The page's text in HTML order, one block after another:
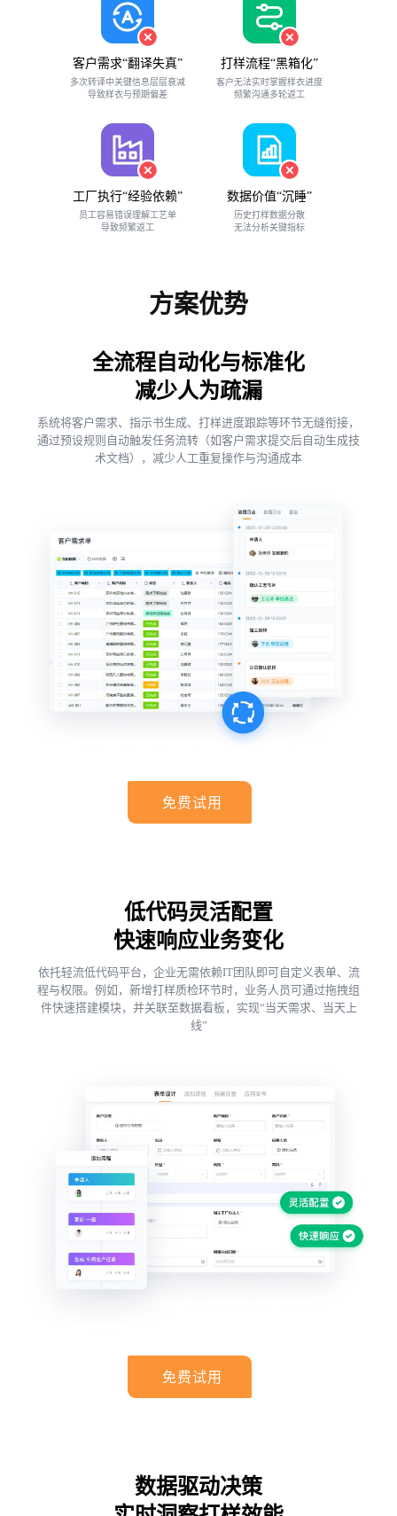
客户需求“翻译失真”
多次转译中关键信息层层衰减
导致样衣与预期偏差
打样流程“黑箱化”
客户无法实时掌握样衣进度
频繁沟通多轮返工
工厂执行“经验依赖”
员工容易错误理解工艺单
导致频繁返工
数据价值“沉睡”
历史打样数据分散
无法分析关键指标
方案优势
全流程自动化与标准化
减少人为疏漏
系统将客户需求、指示书生成、打样进度跟踪等环节无缝衔接，
通过预设规则自动触发任务流转（如客户需求提交后自动生成技
术文档），减少人工重复操作与沟通成本
免费试用
低代码灵活配置
快速响应业务变化
依托轻流低代码平台，企业无需依赖IT团队即可自定义表单、流
程与权限。例如，新增打样质检环节时，业务人员可通过拖拽组
件快速搭建模块，并关联至数据看板，实现“当天需求、当天上
线”
免费试用
数据驱动决策